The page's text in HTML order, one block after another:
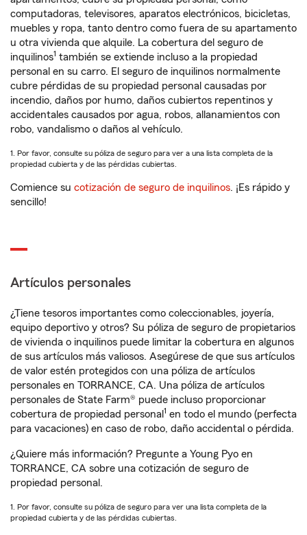
computadoras, televisores, aparatos electrónicos, bicicletas,
muebles y ropa, tanto dentro como fuera de su apartamento
u otra vivienda que alquile. La cobertura del seguro de
inquilinos1 también se extiende incluso a la propiedad
personal en su carro. El seguro de inquilinos normalmente
cubre pérdidas de su propiedad personal causadas por
incendio, daños por humo, daños cubiertos repentinos y
accidentales causados por agua, robos, allanamientos con
robo, vandalismo o daños al vehículo.
1. Por favor, consulte su póliza de seguro para ver a una lista completa de la
propiedad cubierta y de las pérdidas cubiertas.
Comience su cotización de seguro de inquilinos. ¡Es rápido y
sencillo!
Artículos personales
¿Tiene tesoros importantes como coleccionables, joyería,
equipo deportivo y otros? Su póliza de seguro de propietarios
de vivienda o inquilinos puede limitar la cobertura en algunos
de sus artículos más valiosos. Asegúrese de que sus artículos
de valor estén protegidos con una póliza de artículos
personales en TORRANCE, CA. Una póliza de artículos
personales de State Farm® puede incluso proporcionar
cobertura de propiedad personal 1 en todo el mundo (perfecta
para vacaciones) en caso de robo, daño accidental o pérdida.
¿Quiere más información? Pregunte a Young Pyo en
TORRANCE, CA sobre una cotización de seguro de
propiedad personal.
1. Por favor, consulte su póliza de seguro para ver una lista completa de la
propiedad cubierta y de las pérdidas cubiertas.